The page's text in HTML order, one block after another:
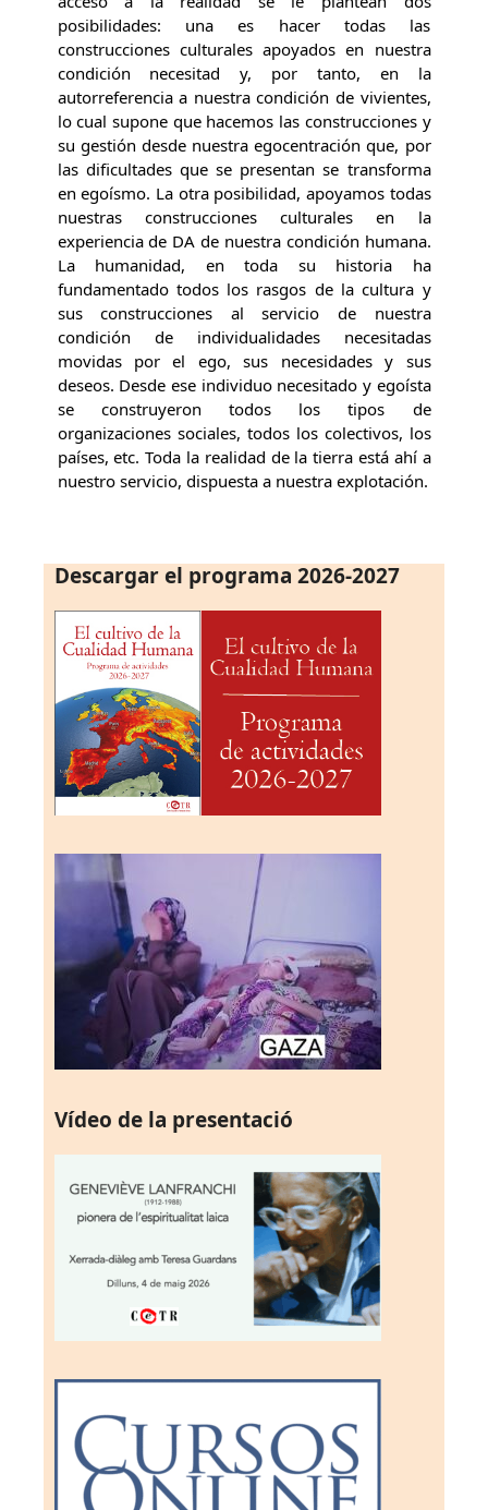
posibilidades: una es hacer todas las
construcciones culturales apoyados en nuestra
condición necesitad y, por tanto, en la
autorreferencia a nuestra condición de vivientes,
lo cual supone que hacemos las construcciones y
su gestión desde nuestra egocentración que, por
las dificultades que se presentan se transforma
en egoísmo. La otra posibilidad, apoyamos todas
nuestras construcciones culturales en la
experiencia de DA de nuestra condición humana.
La humanidad, en toda su historia ha
fundamentado todos los rasgos de la cultura y
sus construcciones al servicio de nuestra
condición de individualidades necesitadas
movidas por el ego, sus necesidades y sus
deseos. Desde ese individuo necesitado y egoísta
se construyeron todos los tipos de
organizaciones sociales, todos los colectivos, los
países, etc. Toda la realidad de la tierra está ahí a
nuestro servicio, dispuesta a nuestra explotación.
Descargar el programa 2026-2027
Vídeo de la presentació